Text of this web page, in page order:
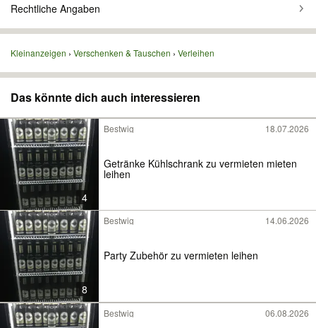
Rechtliche Angaben
Kleinanzeigen Verschenken & Tauschen Verleihen
Das könnte dich auch interessieren
4
Bestwig 18.07.2026
Getränke Kühlschrank zu vermieten mieten
leihen
8
Bestwig 14.06.2026
Party Zubehör zu vermieten leihen
Bestwig 06.08.2026